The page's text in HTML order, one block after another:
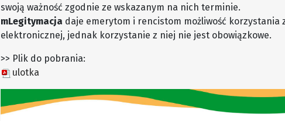
swoją ważność zgodnie ze wskazanym na nich terminie.
mLegitymacja daje emerytom i rencistom możliwość korzystania
elektronicznej, jednak korzystanie z niej nie jest obowiązkowe.
>> Plik do pobrania:
ulotka